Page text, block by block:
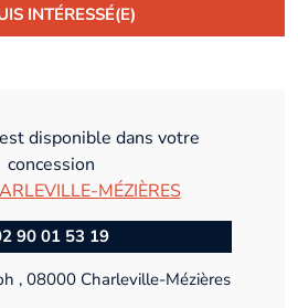
INTÉRESSÉ(E)
disponible dans votre
concession
MÉZIÈRES
90 01 53 19
, 08000 Charleville-Mézières